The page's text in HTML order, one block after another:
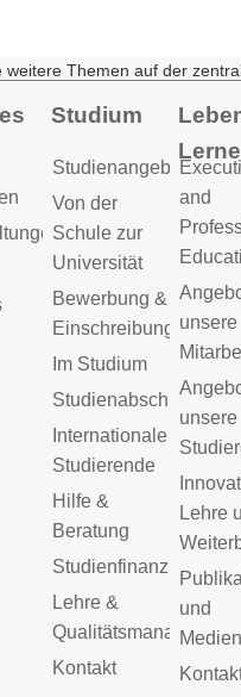
weitere Themen auf der
Studium
Studienangebot
Von der
Schule zur
Universität
Bewerbung &
Einschreibung
Im Studium
Studienabschluss
Internationale
Studierende
Hilfe &
Beratung
Studienfinanzierung
Lehre &
Qualitätsmanagement
Kontakt
and
unsere
unsere
Lehre
und